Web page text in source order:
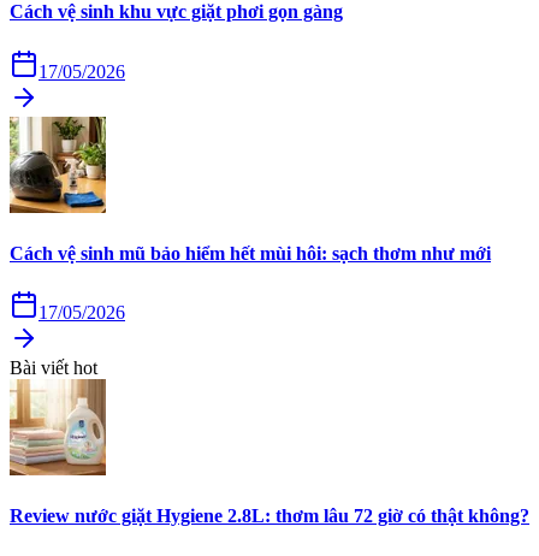
Cách vệ sinh khu vực giặt phơi gọn gàng
17/05/2026
Cách vệ sinh mũ bảo hiểm hết mùi hôi: sạch thơm như mới
17/05/2026
Bài viết hot
Review nước giặt Hygiene 2.8L: thơm lâu 72 giờ có thật không?